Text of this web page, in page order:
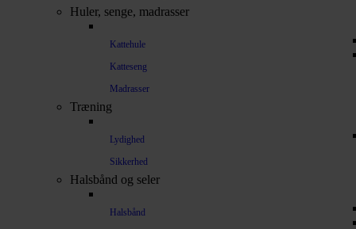
Huler, senge, madrasser
Kattehule
Katteseng
Madrasser
Træning
Lydighed
Sikkerhed
Halsbånd og seler
Halsbånd